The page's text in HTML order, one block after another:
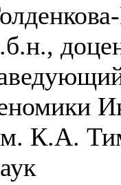
К.А.